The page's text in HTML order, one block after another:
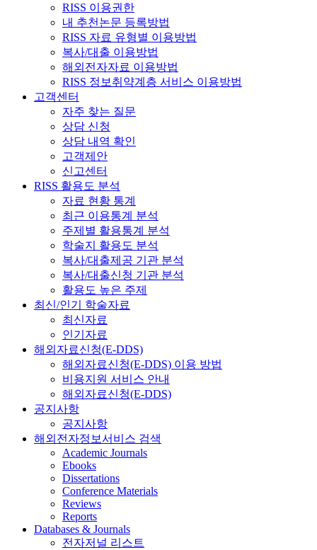
RISS 이용권한
내 추천논문 등록방법
RISS 자료 유형별 이용방법
복사/대출 이용방법
해외전자자료 이용방법
RISS 정보취약계층 서비스 이용방법
고객센터
자주 찾는 질문
상담 신청
상담 내역 확인
고객제안
신고센터
RISS 활용도 분석
자료 현황 통계
최근 이용통계 분석
주제별 활용통계 분석
학술지 활용도 분석
복사/대출제공 기관 분석
복사/대출신청 기관 분석
활용도 높은 주제
최신/인기 학술자료
최신자료
인기자료
해외자료신청(E-DDS)
해외자료신청(E-DDS) 이용 방법
비용지원 서비스 안내
해외자료신청(E-DDS)
공지사항
공지사항
해외전자정보서비스 검색
Academic Journals
Ebooks
Dissertations
Conference Materials
Reviews
Reports
Databases & Journals
전자저널 리스트